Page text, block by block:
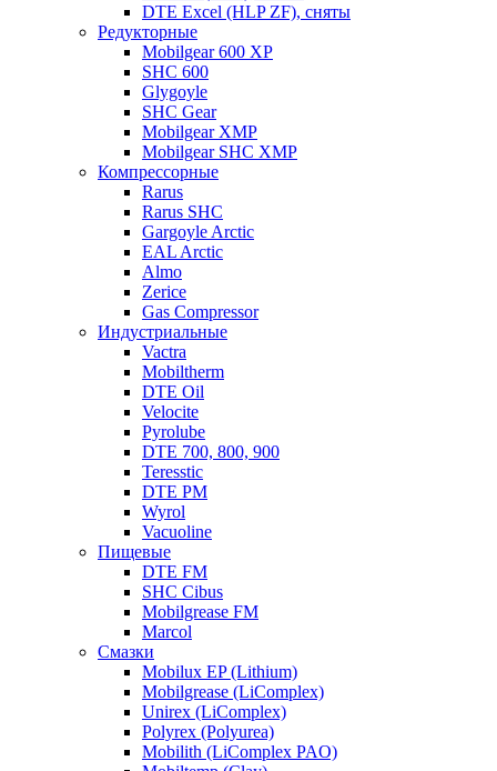
DTE Excel (HLP ZF), сняты
Редукторные
Mobilgear 600 XP
SHC 600
Glygoyle
SHC Gear
Mobilgear XMP
Mobilgear SHC XMP
Компрессорные
Rarus
Rarus SHC
Gargoyle Arctic
EAL Arctic
Almo
Zerice
Gas Compressor
Индустриальные
Vactra
Mobiltherm
DTE Oil
Velocite
Pyrolube
DTE 700, 800, 900
Teresstic
DTE PM
Wyrol
Vacuoline
Пищевые
DTE FM
SHC Cibus
Mobilgrease FM
Marcol
Смазки
Mobilux EP (Lithium)
Mobilgrease (LiComplex)
Unirex (LiComplex)
Polyrex (Polyurea)
Mobilith (LiComplex PAO)